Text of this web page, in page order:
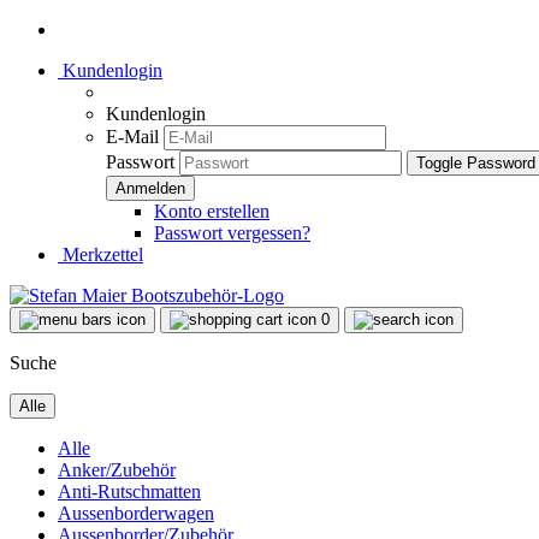
Kundenlogin
Kundenlogin
E-Mail
Passwort
Toggle
Konto erstellen
Passwort vergessen?
Merkzettel
0
Suche
Alle
Alle
Anker/Zubehör
Anti-Rutschmatten
Aussenborderwagen
Aussenborder/Zubehör